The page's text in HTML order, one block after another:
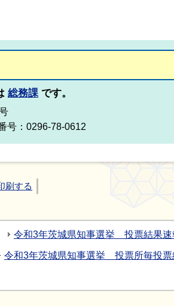
総務課 です。
号：0296-78-0612
刷する
令和3年茨城県知事選挙 投票結果速
令和3年茨城県知事選挙 投票所毎投